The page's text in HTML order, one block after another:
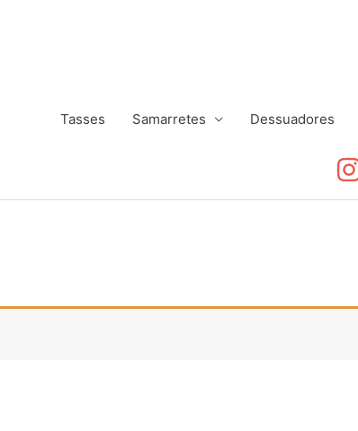
Tasses Samarretes Dessuadores